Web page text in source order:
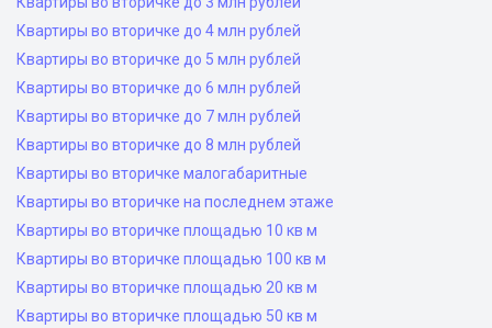
Квартиры во вторичке до 4 млн рублей
Квартиры во вторичке до 5 млн рублей
Квартиры во вторичке до 6 млн рублей
Квартиры во вторичке до 7 млн рублей
Квартиры во вторичке до 8 млн рублей
Квартиры во вторичке малогабаритные
Квартиры во вторичке на последнем этаже
Квартиры во вторичке площадью 10 кв м
Квартиры во вторичке площадью 100 кв м
Квартиры во вторичке площадью 20 кв м
Квартиры во вторичке площадью 50 кв м